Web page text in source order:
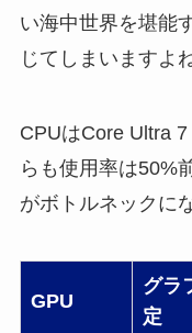
い海中世界を堪能
じてしまいますよね
CPUはCore Ultra
らも使用率は50%
がボトルネックに
GPU
グラ
定